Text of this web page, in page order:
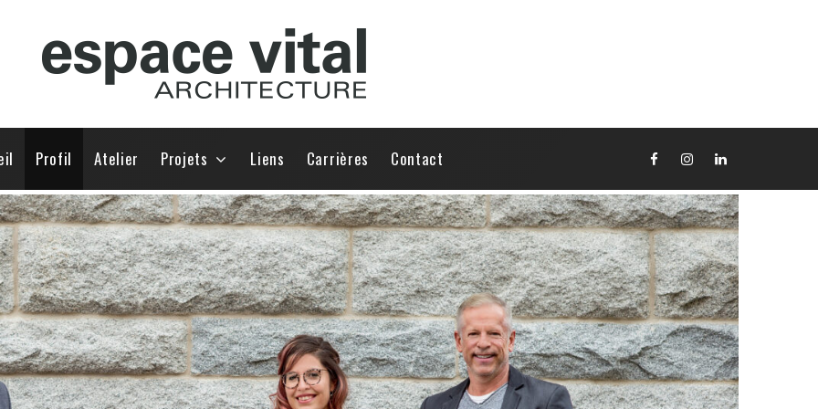
Profil Atelier Projets Liens Carrières Contact